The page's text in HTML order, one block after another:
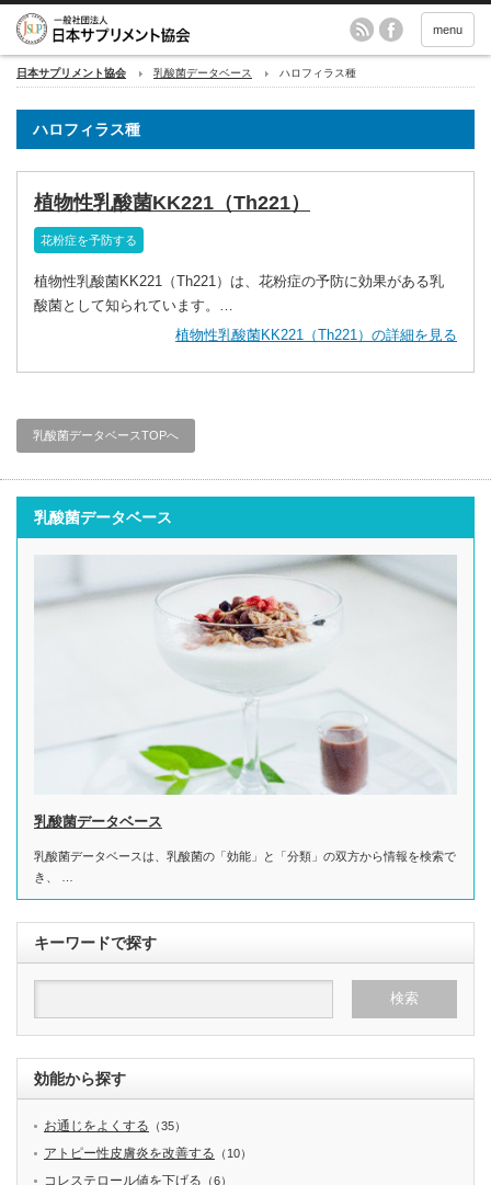
menu
日本サプリメント協会 乳酸菌データベース ハロフィラス種
ハロフィラス種
植物性乳酸菌KK221（Th221）
花粉症を予防する
植物性乳酸菌KK221（Th221）は、花粉症の予防に効果がある乳
酸菌として知られています。…
植物性乳酸菌KK221（Th221）の詳細を見る
乳酸菌データベースTOPへ
乳酸菌データベース
乳酸菌データベース
乳酸菌データベースは、乳酸菌の「効能」と「分類」の双方から情報を検索で
き、 …
キーワードで探す
効能から探す
お通じをよくする （35）
アトピー性皮膚炎を改善する （10）
コレステロール値を下げる （6）